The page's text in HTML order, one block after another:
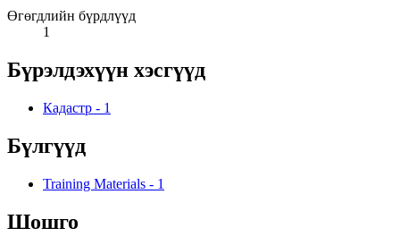
Өгөгдлийн бүрдлүүд
1
Бүрэлдэхүүн хэсгүүд
Кадастр - 1
Бүлгүүд
Training Materials - 1
Шошго